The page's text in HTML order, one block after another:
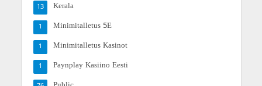
Kerala
13
Minimitalletus 5E
1
Minimitalletus Kasinot
1
Paynplay Kasiino Eesti
1